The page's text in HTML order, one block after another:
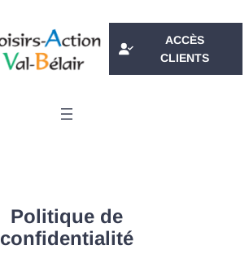
ACCÈS
CLIENTS
Politique de
confidentialité